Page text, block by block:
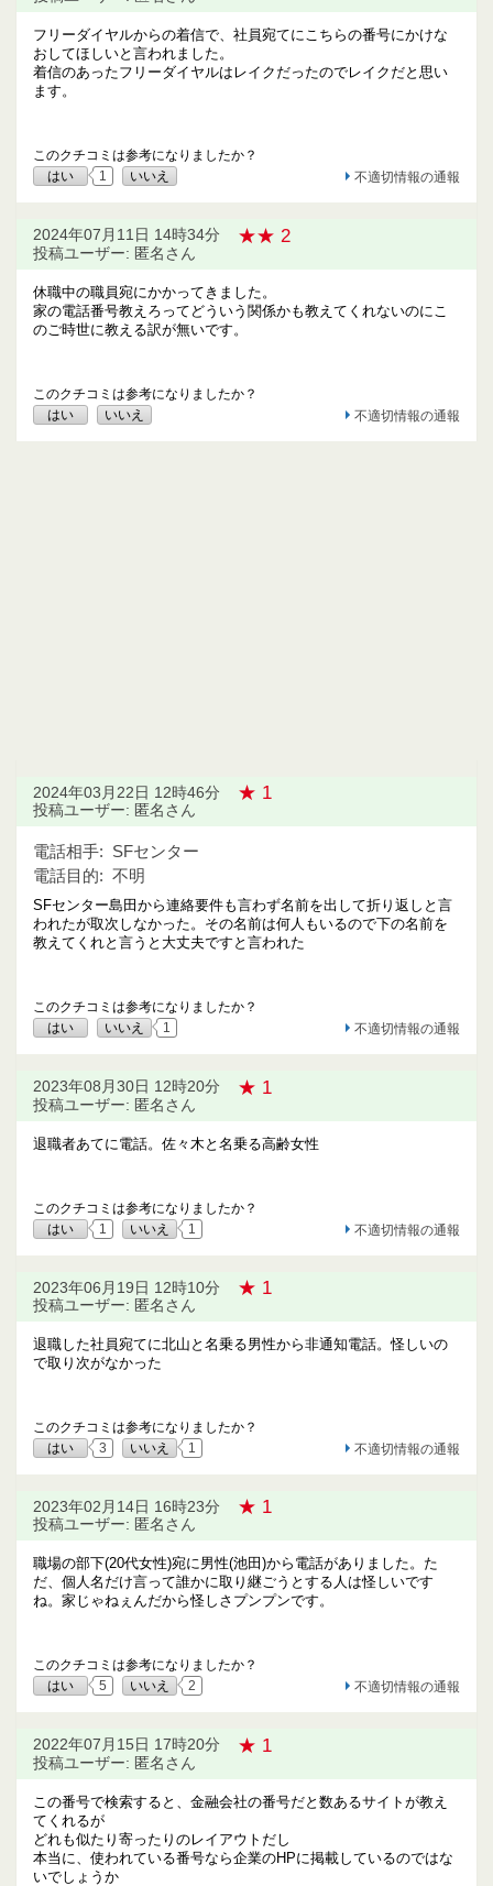
フリーダイヤルからの着信で、社員宛てにこちらの番号にかけな
おしてほしいと言われました。
着信のあったフリーダイヤルはレイクだったのでレイクだと思い
ます。
このクチコミは参考になりましたか？
はい
1 いいえ 不適切情報の通報
2024年07月11日 14時34分 ★★ 2
投稿ユーザー: 匿名さん
休職中の職員宛にかかってきました。
家の電話番号教えろってどういう関係かも教えてくれないのにこ
のご時世に教える訳が無いです。
このクチコミは参考になりましたか？
はい
いいえ 不適切情報の通報
2024年03月22日 12時46分 ★ 1
投稿ユーザー: 匿名さん
電話相手: SFセンター
電話目的: 不明
SFセンター島田から連絡要件も言わず名前を出して折り返しと言
われたが取次しなかった。その名前は何人もいるので下の名前を
教えてくれと言うと大丈夫ですと言われた
このクチコミは参考になりましたか？
はい
いいえ 1 不適切情報の通報
2023年08月30日 12時20分 ★ 1
投稿ユーザー: 匿名さん
退職者あてに電話。佐々木と名乗る高齢女性
このクチコミは参考になりましたか？
はい
1 いいえ 1 不適切情報の通報
2023年06月19日 12時10分 ★ 1
投稿ユーザー: 匿名さん
退職した社員宛てに北山と名乗る男性から非通知電話。怪しいの
で取り次がなかった
このクチコミは参考になりましたか？
はい
3 いいえ 1 不適切情報の通報
2023年02月14日 16時23分 ★ 1
投稿ユーザー: 匿名さん
職場の部下(20代女性)宛に男性(池田)から電話がありました。た
だ、個人名だけ言って誰かに取り継ごうとする人は怪しいです
ね。家じゃねぇんだから怪しさプンプンです。
このクチコミは参考になりましたか？
はい
5 いいえ 2 不適切情報の通報
2022年07月15日 17時20分 ★ 1
投稿ユーザー: 匿名さん
この番号で検索すると、金融会社の番号だと数あるサイトが教え
てくれるが
どれも似たり寄ったりのレイアウトだし
本当に、使われている番号なら企業のHPに掲載しているのではな
いでしょうか